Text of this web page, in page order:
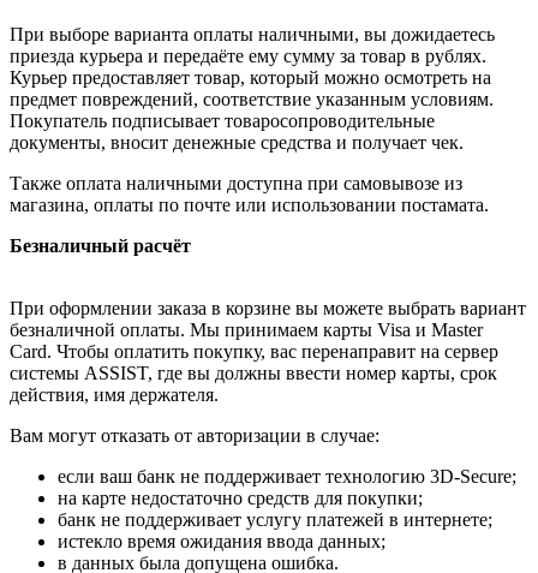
При выборе варианта оплаты наличными, вы дожидаетесь
приезда курьера и передаёте ему сумму за товар в рублях.
Курьер предоставляет товар, который можно осмотреть на
предмет повреждений, соответствие указанным условиям.
Покупатель подписывает товаросопроводительные
документы, вносит денежные средства и получает чек.
Также оплата наличными доступна при самовывозе из
магазина, оплаты по почте или использовании постамата.
Безналичный расчёт
При оформлении заказа в корзине вы можете выбрать вариант
безналичной оплаты. Мы принимаем карты Visa и Master
Card. Чтобы оплатить покупку, вас перенаправит на сервер
системы ASSIST, где вы должны ввести номер карты, срок
действия, имя держателя.
Вам могут отказать от авторизации в случае:
если ваш банк не поддерживает технологию 3D-Secure;
на карте недостаточно средств для покупки;
банк не поддерживает услугу платежей в интернете;
истекло время ожидания ввода данных;
в данных была допущена ошибка.